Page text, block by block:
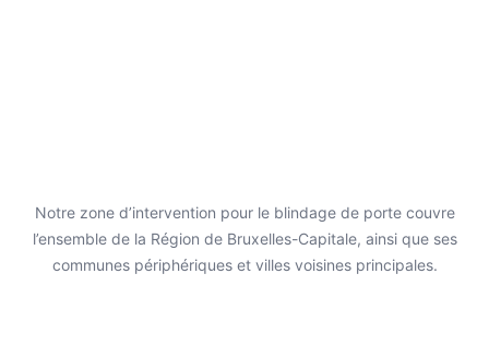
Notre zone d’intervention pour le blindage de porte couvre
l’ensemble de la Région de Bruxelles-Capitale, ainsi que ses
communes périphériques et villes voisines principales.